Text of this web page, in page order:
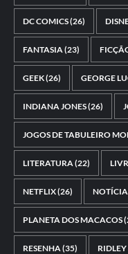
DC COMICS(26)
FANTASIA(23)
GEEK(26) GEORGE
INDIANA JONES(26)
JOGOS DE TABULEIRO
LITERATURA(22)
NETFLIX(26)
PLANETA DOS MACACOS
RESENHA(35)